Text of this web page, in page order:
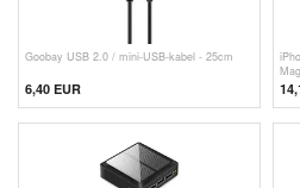
Goobay USB 2.0 / mini-USB-kabel - 25cm
6,40 EUR